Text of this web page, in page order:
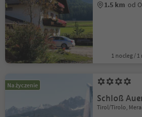
1.5 km od
1 nocleg /
Na życzenie
Schloß
Tirol/Tirolo,